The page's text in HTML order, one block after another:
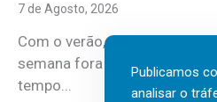
7 de Agosto, 2026
Com o verão, chegam
semana fora e os dias em
tempo...
Publicamos
analisar o